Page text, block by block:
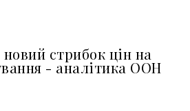
стрибок цін на
- аналітика ООН